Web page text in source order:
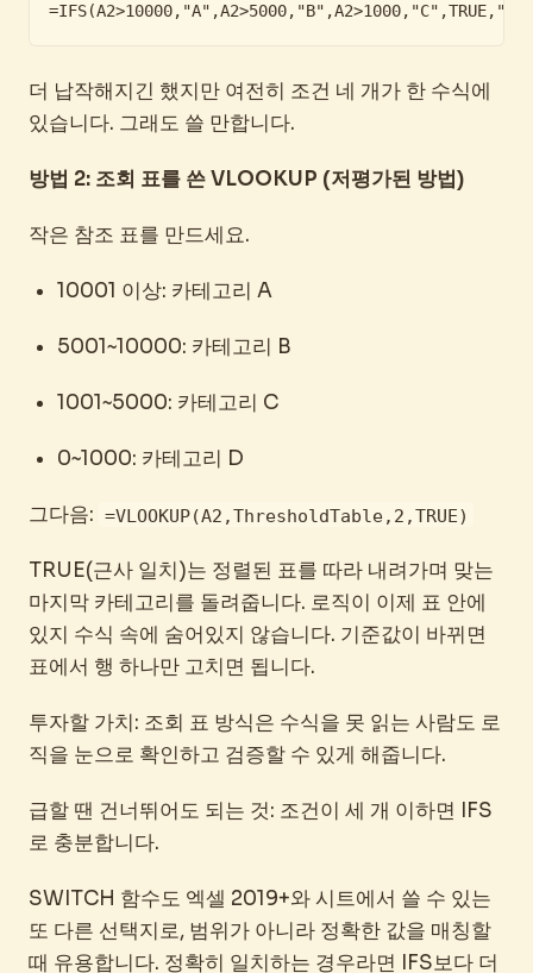
=IFS(A2>10000,"A",A2>5000,"B",A2>1000,"C",TRUE,"D")
더 납작해지긴 했지만 여전히 조건 네 개가 한 수식에
있습니다. 그래도 쓸 만합니다.
방법 2: 조회 표를 쓴 VLOOKUP (저평가된 방법)
작은 참조 표를 만드세요.
10001 이상: 카테고리 A
5001~10000: 카테고리 B
1001~5000: 카테고리 C
0~1000: 카테고리 D
그다음: =VLOOKUP(A2,ThresholdTable,2,TRUE)
TRUE(근사 일치)는 정렬된 표를 따라 내려가며 맞는
마지막 카테고리를 돌려줍니다. 로직이 이제 표 안에
있지 수식 속에 숨어있지 않습니다. 기준값이 바뀌면
표에서 행 하나만 고치면 됩니다.
투자할 가치: 조회 표 방식은 수식을 못 읽는 사람도 로
직을 눈으로 확인하고 검증할 수 있게 해줍니다.
급할 땐 건너뛰어도 되는 것: 조건이 세 개 이하면 IFS
로 충분합니다.
SWITCH 함수도 엑셀 2019+와 시트에서 쓸 수 있는
또 다른 선택지로, 범위가 아니라 정확한 값을 매칭할
때 유용합니다. 정확히 일치하는 경우라면 IFS보다 더